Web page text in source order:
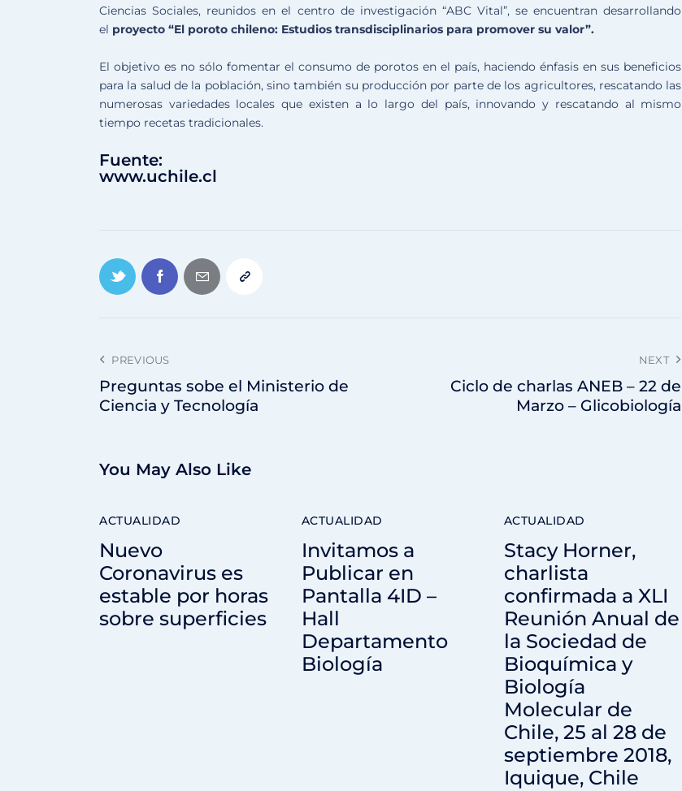
Ciencias Sociales, reunidos en el centro de investigación “ABC Vital”, se encuentran desarrollando
el proyecto “El poroto chileno: Estudios transdisciplinarios para promover su valor”.
El objetivo es no sólo fomentar el consumo de porotos en el país, haciendo énfasis en sus beneficios
para la salud de la población, sino también su producción por parte de los agricultores, rescatando las
numerosas variedades locales que existen a lo largo del país, innovando y rescatando al mismo
tiempo recetas tradicionales.
Fuente:
www.uchile.cl
PREVIOUS
Preguntas sobe el Ministerio de
Ciencia y Tecnología
NEXT
Ciclo de charlas ANEB – 22 de
Marzo – Glicobiología
You May Also Like
ACTUALIDAD
Nuevo
Coronavirus es
estable por horas
sobre superficies
ACTUALIDAD
Invitamos a
Publicar en
Pantalla 4ID –
Hall
Departamento
Biología
ACTUALIDAD
Stacy Horner,
charlista
confirmada a XLI
Reunión Anual de
la Sociedad de
Bioquímica y
Biología
Molecular de
Chile, 25 al 28 de
septiembre 2018,
Iquique, Chile